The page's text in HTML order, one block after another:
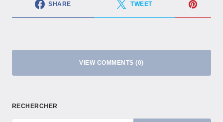
SHARE TWEET
VIEW COMMENTS (0)
RECHERCHER